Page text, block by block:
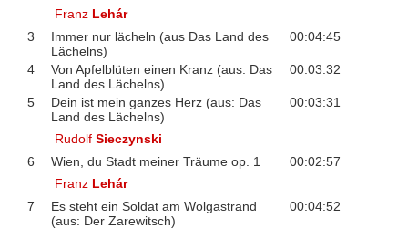
Franz Lehár
3
Immer nur lächeln (aus Das Land des
Lächelns)
00:04:45
4
Von Apfelblüten einen Kranz (aus: Das
Land des Lächelns)
00:03:32
5
Dein ist mein ganzes Herz (aus: Das
Land des Lächelns)
00:03:31
RudolfSieczynski
6
Wien, du Stadt meiner Träume op. 1
00:02:57
Franz Lehár
7
Es steht ein Soldat am Wolgastrand
(aus: Der Zarewitsch)
00:04:52